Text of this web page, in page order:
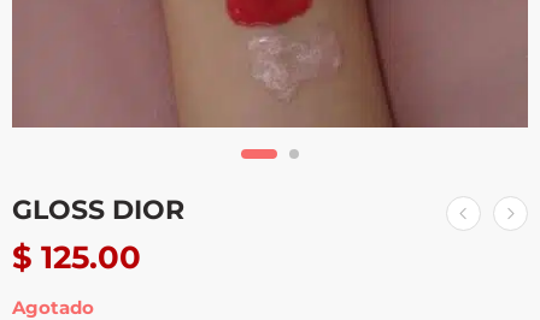
GLOSS DIOR
$ 125.00
Agotado